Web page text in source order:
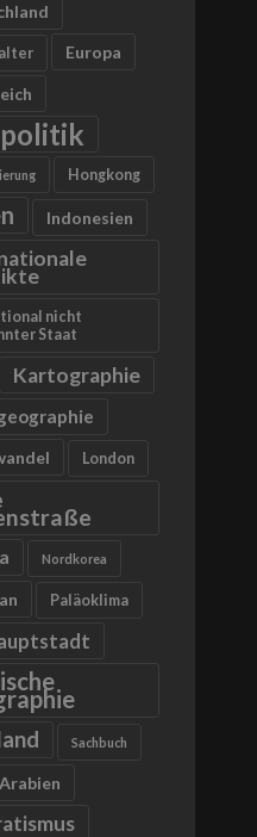
Europa
Hongkong
Indonesien
nicht
Staat
Kartographie
London
Nordkorea
Paläoklima
Sachbuch